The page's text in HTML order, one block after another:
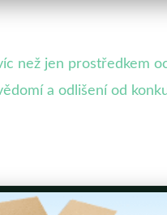
než jen prostředkem
a odlišení od